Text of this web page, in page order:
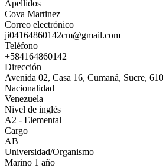
Apellidos
Cova Martinez
Correo electrónico
ji04164860142cm@gmail.com
Teléfono
+584164860142
Dirección
Avenida 02, Casa 16, Cumaná, Sucre,
Nacionalidad
Venezuela
Nivel de inglés
A2 - Elemental
Cargo
AB
Universidad/Organismo
Marino 1 año